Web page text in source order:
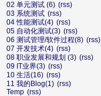
02 单元测试 (6) (rss)
03 系统测试 (rss)
04 性能测试(4) (rss)
05 自动化测试(3) (rss)
06 测试管理/软件过程(8) (rss)
07 开发技术(4) (rss)
08 职业发展和规划 (3) (rss)
09 IT业界(3) (rss)
10 生活(16) (rss)
11 我的Blog(1) (rss)
Temp (rss)